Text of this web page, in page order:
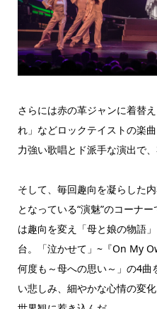
さらには赤の革ジャンに着替
れ」などロックテイストの楽
力強い歌唱とド派手な演出で
そして、毎回趣向を凝らした
となっている“演魅”のコーナ
は趣向を変え「母と娘の物語
台。「泣かせて」~『On My
何度も～母への思い～」の4
い悲しみ、細やかな心情の変